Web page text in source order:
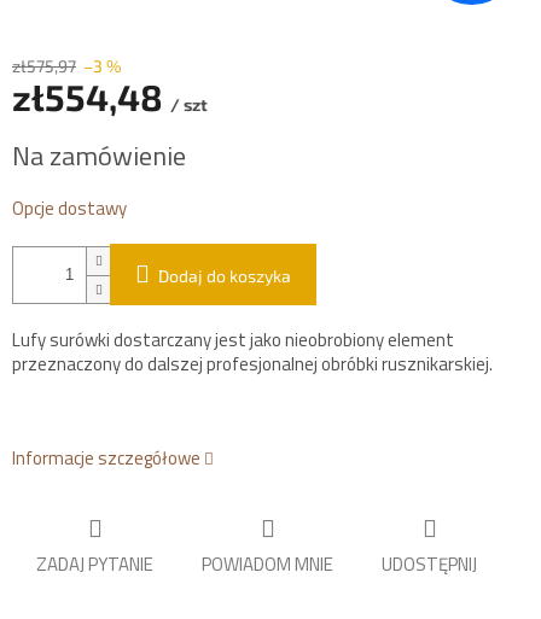
zł575,97 –3 %
zł554,48 / szt
jednostkowa:
Na zamówienie
Opcje dostawy
Dodaj do koszyka
Lufy surówki dostarczany jest jako nieobrobiony element
przeznaczony do dalszej profesjonalnej obróbki rusznikarskiej.
Informacje szczegółowe
ZADAJ PYTANIE POWIADOM MNIE UDOSTĘPNIJ